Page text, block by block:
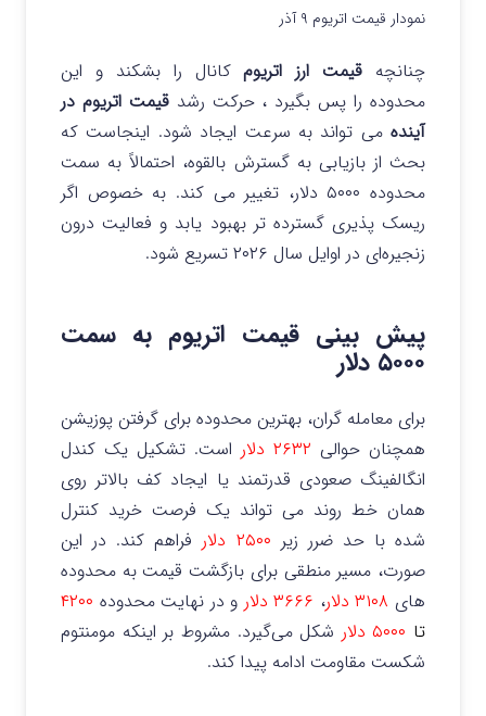
نمودار قیمت اتریوم ۹ آذر
چنانچه قیمت ارز اتریومکانال را بشکند و این
محدوده را پس بگیرد ، حرکت رشدقیمت اتریوم در
آینده می تواند به سرعت ایجاد شود. اینجاست که
بحث از بازیابی به گسترش بالقوه، احتمالاً به سمت
محدوده ۵۰۰۰ دلار، تغییر می کند. به خصوص اگر
ریسک پذیری گسترده تر بهبود یابد و فعالیت درون
زنجیره‌ای در اوایل سال ۲۰۲۶ تسریع شود.
پیش بینی قیمت اتریوم به سمت
۵۰۰۰ دلار
برای معامله گران، بهترین محدوده برای گرفتن پوزیشن
همچنان حوالی ۲۶۳۲ دلار
است. تشکیل یک کندل
انگالفینگ صعودی قدرتمند یا ایجاد کف بالاتر روی
همان خط روند می تواند یک فرصت خرید کنترل
شده با حد ضرر زیر
فراهم کند. در این
صورت، مسیر منطقی برای بازگشت قیمت به محدوده
های ۳۱۰۸ دلار ، ۳۶۶۶ دلار و در نهایت محدوده ۴۲۰۰
تا
شکل می‌گیرد. مشروط بر اینکه مومنتوم
شکست مقاومت ادامه پیدا کند.